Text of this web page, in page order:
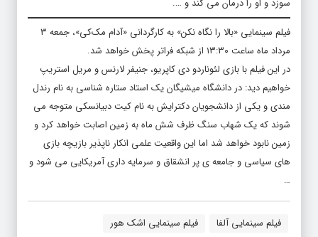
فیلم سینمایی «بالا را نگاه نکن» به کارگردانی «آدام مک‌کی»، جمعه ۳
مرداد ماه ساعت ۱۳:۳۰ از شبکه فراتر پخش خواهد شد.
در این فیلم با بازی لئوناردو دی کاپریو، جنیفر لارنس و مریل استریپ
خواهیم دید: در دانشگاه میشیگان یک استاد ستاره شناسی به نام رندل
مندی و یکی از دانشجویان دکترایش به نام کیت دبیانسکی متوجه می
شوند که یک شهاب سنگ ظرف شش ماه به زمین اصابت خواهد کرد و
زمین نابود خواهد شد اما این واقعیت علمی انکار ناپذیر بازیچه بازی
های سیاسی و جامعه ی پر انشقاق و سرمایه داری آمریکایی می شود و
…
فیلم سینمایی آلفا
فیلم سینمایی اشک هور